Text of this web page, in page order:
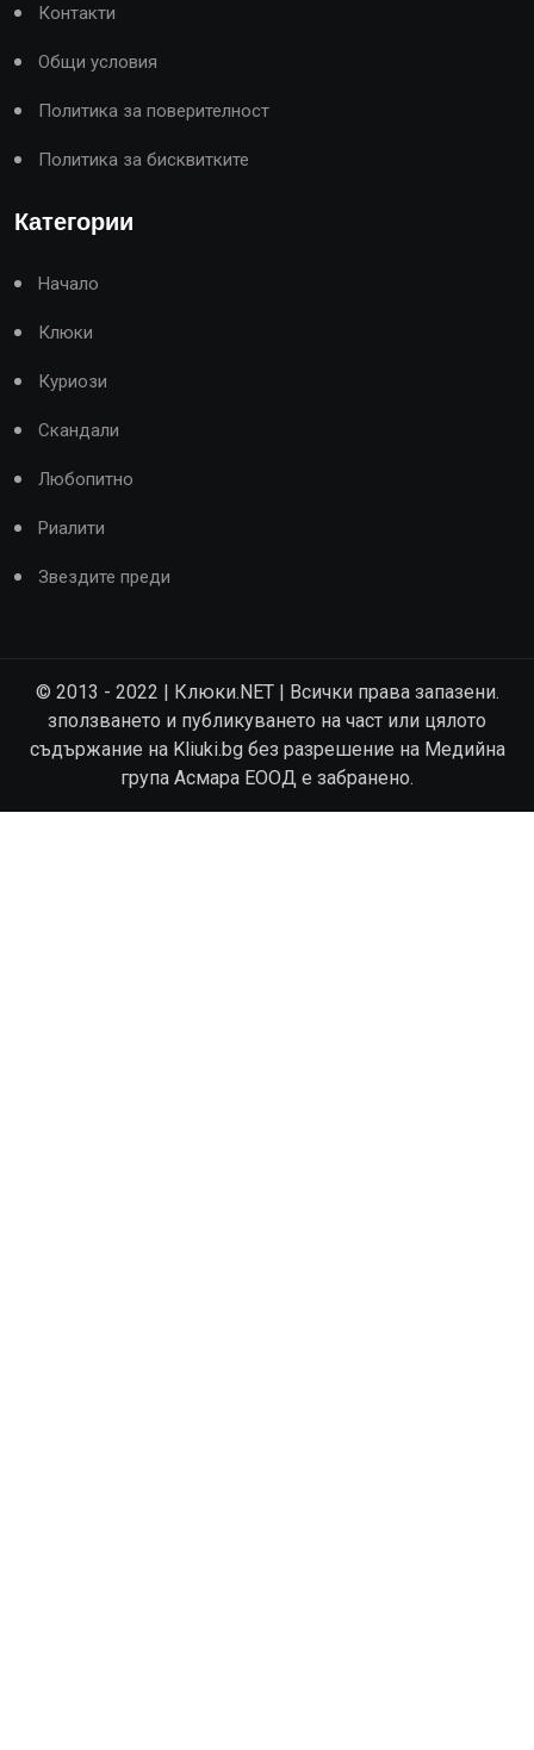
Контакти
Общи условия
Политика за поверителност
Политика за бисквитките
Категории
Начало
Клюки
Куриози
Скандали
Любопитно
Риалити
Звездите преди
© 2013 - 2022 | Клюки.NET | Всички права запазени.
зползването и публикуването на част или цялото
съдържание на Kliuki.bg без разрешение на Медийна
група Асмара ЕООД е забранено.